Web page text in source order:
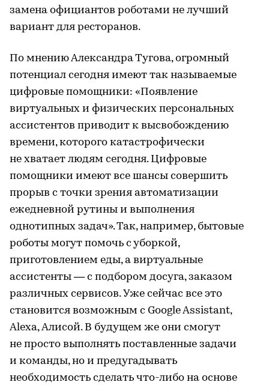
замена официантов роботами не лучший
вариант для ресторанов.
По мнению Александра Тугова, огромный
потенциал сегодня имеют так называемые
цифровые помощники: «Появление
виртуальных и физических персональных
ассистентов приводит к высвобождению
времени, которого катастрофически
не хватает людям сегодня. Цифровые
помощники имеют все шансы совершить
прорыв с точки зрения автоматизации
ежедневной рутины и выполнения
однотипных задач». Так, например, бытовые
роботы могут помочь с уборкой,
приготовлением еды, а виртуальные
ассистенты — с подбором досуга, заказом
различных сервисов. Уже сейчас все это
становится возможным с Google Assistant,
Alexa, Алисой. В будущем же они смогут
не просто выполнять поставленные задачи
и команды, но и предугадывать
необходимость сделать что-либо на основе